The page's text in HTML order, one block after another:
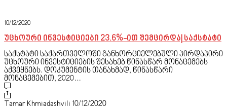
10/12/2020
უცხოური ინვესტიციები 23.6%-ით შემცირდა| საქსტატი
საქსტატი საქართველოში განხორციელებული პირდაპირი
უცხოური ინვესტიციების შესახებ წინასწარ მონაცემებს
აქვეყნებს. დოკუმენტის თანახმად, წინასწარი
მონაცემებით, 2020…
Tamar Khmiadashvili 10/12/2020